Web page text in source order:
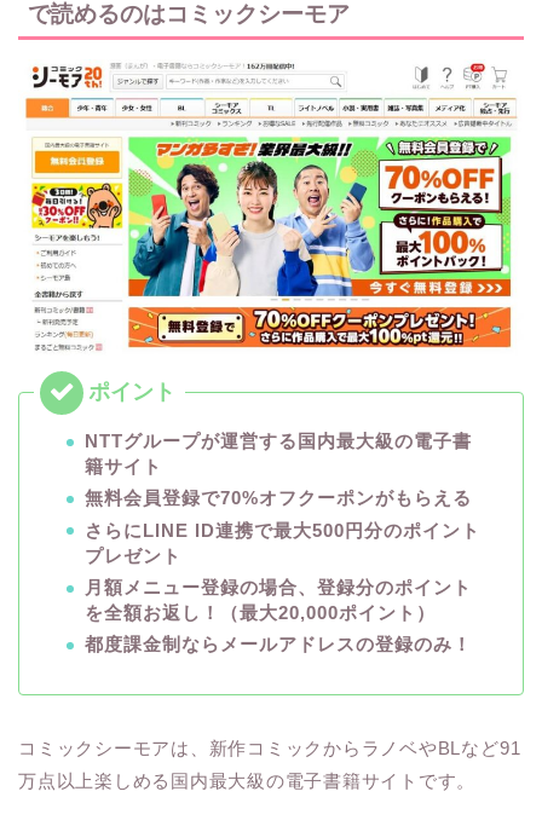
で読めるのはコミックシーモア
NTTグループが運営する国内最大級の電子書
籍サイト
無料会員登録で70%オフクーポンがもらえる
さらにLINE ID連携で最大500円分のポイント
プレゼント
月額メニュー登録の場合、登録分のポイント
を全額お返し！（最大20,000ポイント）
都度課金制ならメールアドレスの登録のみ！
コミックシーモアは、新作コミックからラノベやBLなど91
万点以上楽しめる国内最大級の電子書籍サイトです。